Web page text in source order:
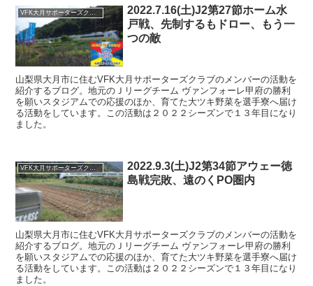
VFK大月サポーターズクラブ
2022.7.16(土)J2第27節ホーム水
戸戦、先制するもドロー、もう一
つの敵
山梨県大月市に住むVFK大月サポーターズクラブのメンバーの活動を
紹介するブログ。地元のＪリーグチーム ヴァンフォーレ甲府の勝利
を願いスタジアムでの応援のほか、育てた大ツキ野菜を選手寮へ届け
る活動をしています。この活動は２０２２シーズンで１３年目になり
ました。
VFK大月サポーターズクラブ
2022.9.3(土)J2第34節アウェー徳
島戦完敗、遠のくPO圏内
山梨県大月市に住むVFK大月サポーターズクラブのメンバーの活動を
紹介するブログ。地元のＪリーグチーム ヴァンフォーレ甲府の勝利
を願いスタジアムでの応援のほか、育てた大ツキ野菜を選手寮へ届け
る活動をしています。この活動は２０２２シーズンで１３年目になり
ました。